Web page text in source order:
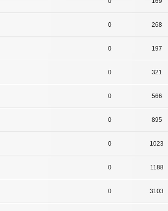
0 268
0 197
0 321
0 566
0 895
0 1023
0 1188
0 3103